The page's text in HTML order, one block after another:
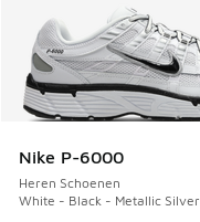
Nike P-6000
Heren Schoenen
White - Black - Metallic Silver